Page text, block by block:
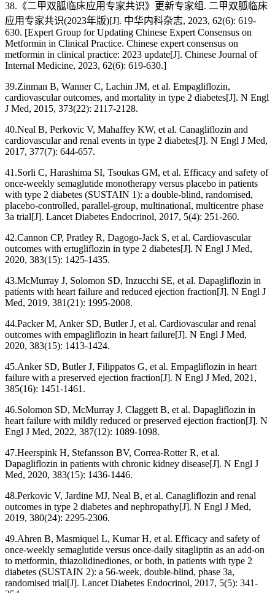
38.《二甲双胍临床应用专家共识》更新专家组. 二甲双胍临床
应用专家共识(2023年版)[J]. 中华内科杂志, 2023, 62(6): 619-
630. [Expert Group for Updating Chinese Expert Consensus on
Metformin in Clinical Practice. Chinese expert consensus on
metformin in clinical practice: 2023 update[J]. Chinese Journal of
Internal Medicine, 2023, 62(6): 619-630.]
39.Zinman B, Wanner C, Lachin JM, et al. Empagliflozin,
cardiovascular outcomes, and mortality in type 2 diabetes[J]. N Engl
J Med, 2015, 373(22): 2117-2128.
40.Neal B, Perkovic V, Mahaffey KW, et al. Canagliflozin and
cardiovascular and renal events in type 2 diabetes[J]. N Engl J Med,
2017, 377(7): 644-657.
41.Sorli C, Harashima SI, Tsoukas GM, et al. Efficacy and safety of
once-weekly semaglutide monotherapy versus placebo in patients
with type 2 diabetes (SUSTAIN 1): a double-blind, randomised,
placebo-controlled, parallel-group, multinational, multicentre phase
3a trial[J]. Lancet Diabetes Endocrinol, 2017, 5(4): 251-260.
42.Cannon CP, Pratley R, Dagogo-Jack S, et al. Cardiovascular
outcomes with ertugliflozin in type 2 diabetes[J]. N Engl J Med,
2020, 383(15): 1425-1435.
43.McMurray J, Solomon SD, Inzucchi SE, et al. Dapagliflozin in
patients with heart failure and reduced ejection fraction[J]. N Engl J
Med, 2019, 381(21): 1995-2008.
44.Packer M, Anker SD, Butler J, et al. Cardiovascular and renal
outcomes with empagliflozin in heart failure[J]. N Engl J Med,
2020, 383(15): 1413-1424.
45.Anker SD, Butler J, Filippatos G, et al. Empagliflozin in heart
failure with a preserved ejection fraction[J]. N Engl J Med, 2021,
385(16): 1451-1461.
46.Solomon SD, McMurray J, Claggett B, et al. Dapagliflozin in
heart failure with mildly reduced or preserved ejection fraction[J]. N
Engl J Med, 2022, 387(12): 1089-1098.
47.Heerspink H, Stefansson BV, Correa-Rotter R, et al.
Dapagliflozin in patients with chronic kidney disease[J]. N Engl J
Med, 2020, 383(15): 1436-1446.
48.Perkovic V, Jardine MJ, Neal B, et al. Canagliflozin and renal
outcomes in type 2 diabetes and nephropathy[J]. N Engl J Med,
2019, 380(24): 2295-2306.
49.Ahren B, Masmiquel L, Kumar H, et al. Efficacy and safety of
once-weekly semaglutide versus once-daily sitagliptin as an add-on
to metformin, thiazolidinediones, or both, in patients with type 2
diabetes (SUSTAIN 2): a 56-week, double-blind, phase 3a,
randomised trial[J]. Lancet Diabetes Endocrinol, 2017, 5(5): 341-